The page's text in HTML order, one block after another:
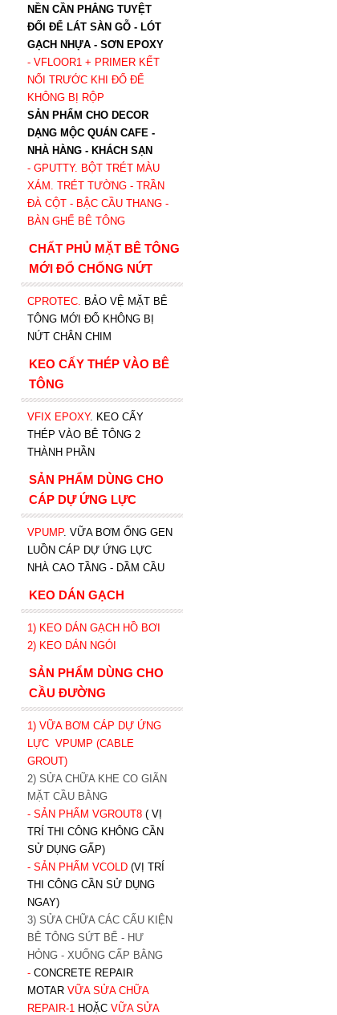
NỀN CẦN PHẲNG TUYỆT
ĐỐI ĐỂ LÁT SÀN GỖ - LÓT
GẠCH NHỰA - SƠN EPOXY
- VFLOOR1+ PRIMER KẾT
NỐI TRƯỚC KHI ĐỔ ĐỂ
KHÔNG BỊ RỘP
SẢN PHẨM CHO DECOR
DẠNG MỘC QUÁN CAFE -
NHÀ HÀNG - KHÁCH SẠN
- GPUTTY. BỘT TRÉT MÀU
XÁM. TRÉT TƯỜNG - TRẦN
ĐÀ CỘT - BẬC CẦU THANG -
BÀN GHẾ BÊ TÔNG
CHẤT PHỦ MẶT BÊ TÔNG
MỚI ĐỔ CHỐNG NỨT
CPROTEC. BẢO VỆ MẶT BÊ
TÔNG MỚI ĐỔ KHÔNG BỊ
NỨT CHÂN CHIM
KEO CẤY THÉP VÀO BÊ
TÔNG
VFIX EPOXY. KEO CẤY
THÉP VÀO BÊ TÔNG 2
THÀNH PHẦN
SẢN PHẨM DÙNG CHO
CÁP DỰ ỨNG LỰC
VPUMP. VỮA BƠM ỐNG GEN
LUỒN CÁP DỰ ỨNG LỰC
NHÀ CAO TẦNG - DẦM CẦU
KEO DÁN GẠCH
1) KEO DÁN GẠCH HỒ BƠI
2) KEO DÁN NGÓI
SẢN PHẨM DÙNG CHO
CẦU ĐƯỜNG
1) VỮA BƠM CÁP DỰ ỨNG
LỰC VPUMP (CABLE
GROUT)
2) SỬA CHỮA KHE CO GIÃN
MẶT CẦU BẰNG
- SẢN PHẨM VGROUT8 ( VỊ
TRÍ THI CÔNG KHÔNG CẦN
SỬ DỤNG GẤP)
- SẢN PHẨM VCOLD (VỊ TRÍ
THI CÔNG CẦN SỬ DỤNG
NGAY)
3) SỬA CHỮA CÁC CẤU KIỆN
BÊ TÔNG SỨT BỂ - HƯ
HỎNG - XUỐNG CẤP BẰNG
- CONCRETE REPAIR
MOTAR VỮA SỬA CHỮA
REPAIR-1 HOẶC VỮA SỬA